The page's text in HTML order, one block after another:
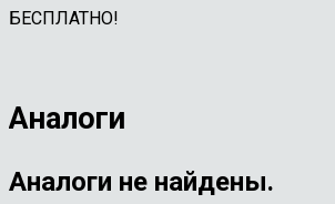
БЕСПЛАТНО!
Аналоги
Аналоги не найдены.